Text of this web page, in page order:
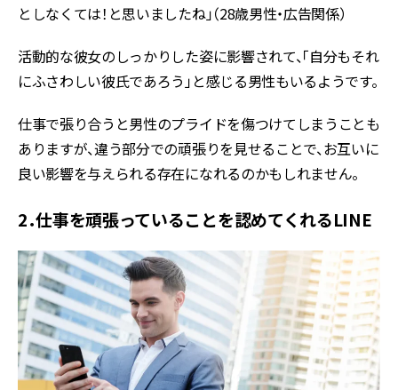
としなくては！と思いましたね」（28歳男性・広告関係）
活動的な彼女のしっかりした姿に影響されて、「自分もそれ
にふさわしい彼氏であろう」と感じる男性もいるようです。
仕事で張り合うと男性のプライドを傷つけてしまうことも
ありますが、違う部分での頑張りを見せることで、お互いに
良い影響を与えられる存在になれるのかもしれません。
2．仕事を頑張っていることを認めてくれるLINE